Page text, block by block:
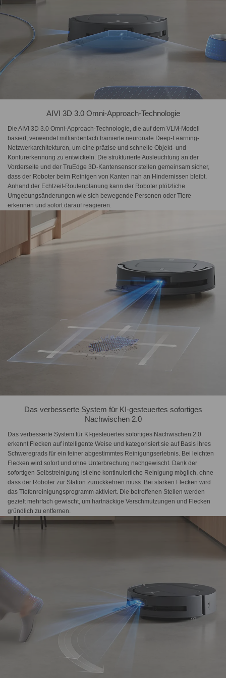
AIVI 3D 3.0 Omni-Approach-Technologie
Die AIVI 3D 3.0 Omni-Approach-Technologie, die auf dem VLM-Modell
basiert, verwendet milliardenfach trainierte neuronale Deep-Learning-
Netzwerkarchitekturen, um eine präzise und schnelle Objekt- und
Konturerkennung zu entwickeln. Die strukturierte Ausleuchtung an der
Vorderseite und der TruEdge 3D-Kantensensor stellen gemeinsam sicher,
dass der Roboter beim Reinigen von Kanten nah an Hindernissen bleibt.
Anhand der Echtzeit-Routenplanung kann der Roboter plötzliche
Umgebungsänderungen wie sich bewegende Personen oder Tiere
erkennen und sofort darauf reagieren.
Das verbesserte System für KI-gesteuertes sofortiges
Nachwischen 2.0
Das verbesserte System für KI-gesteuertes sofortiges Nachwischen 2.0
erkennt Flecken auf intelligente Weise und kategorisiert sie auf Basis ihres
Schweregrads für ein feiner abgestimmtes Reinigungserlebnis. Bei leichten
Flecken wird sofort und ohne Unterbrechung nachgewischt. Dank der
sofortigen Selbstreinigung ist eine kontinuierliche Reinigung möglich, ohne
dass der Roboter zur Station zurückkehren muss. Bei starken Flecken wird
das Tiefenreinigungsprogramm aktiviert. Die betroffenen Stellen werden
gezielt mehrfach gewischt, um hartnäckige Verschmutzungen und Flecken
gründlich zu entfernen.